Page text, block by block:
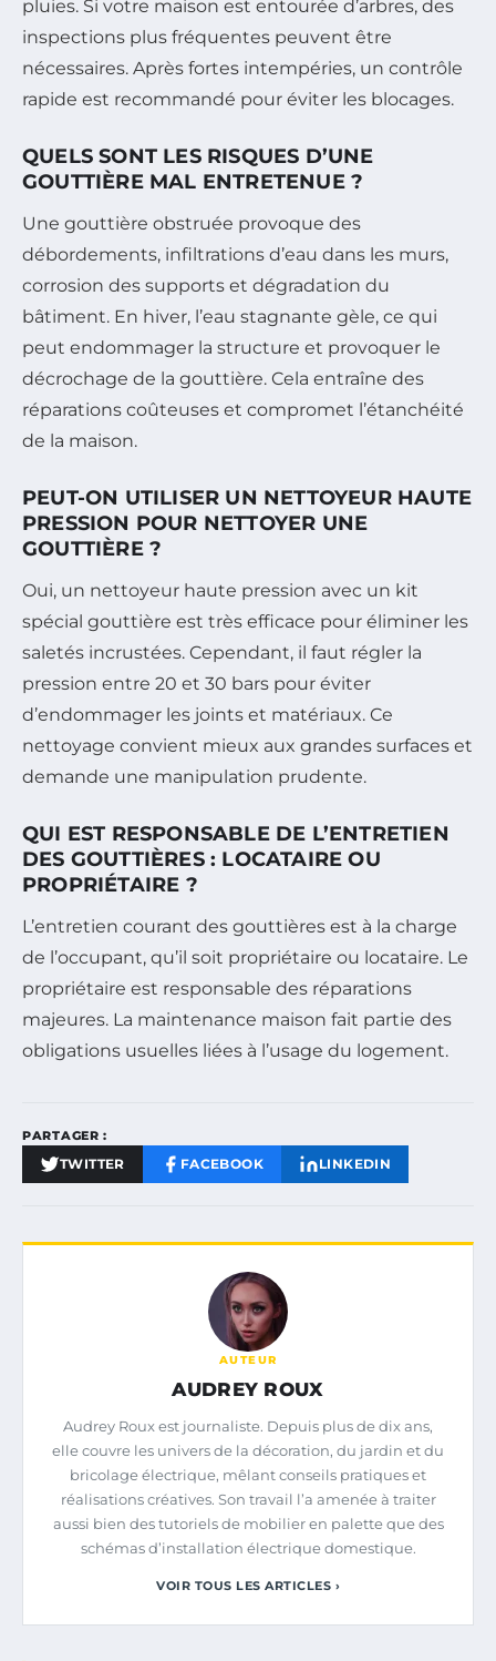
pluies. Si votre maison est entourée d’arbres, des
inspections plus fréquentes peuvent être
nécessaires. Après fortes intempéries, un contrôle
rapide est recommandé pour éviter les blocages.
QUELS SONT LES RISQUES D’UNE
GOUTTIÈRE MAL ENTRETENUE ?
Une gouttière obstruée provoque des
débordements, infiltrations d’eau dans les murs,
corrosion des supports et dégradation du
bâtiment. En hiver, l’eau stagnante gèle, ce qui
peut endommager la structure et provoquer le
décrochage de la gouttière. Cela entraîne des
réparations coûteuses et compromet l’étanchéité
de la maison.
PEUT-ON UTILISER UN NETTOYEUR HAUTE
PRESSION POUR NETTOYER UNE
GOUTTIÈRE ?
Oui, un nettoyeur haute pression avec un kit
spécial gouttière est très efficace pour éliminer les
saletés incrustées. Cependant, il faut régler la
pression entre 20 et 30 bars pour éviter
d’endommager les joints et matériaux. Ce
nettoyage convient mieux aux grandes surfaces et
demande une manipulation prudente.
QUI EST RESPONSABLE DE L’ENTRETIEN
DES GOUTTIÈRES : LOCATAIRE OU
PROPRIÉTAIRE ?
L’entretien courant des gouttières est à la charge
de l’occupant, qu’il soit propriétaire ou locataire. Le
propriétaire est responsable des réparations
majeures. La maintenance maison fait partie des
obligations usuelles liées à l’usage du logement.
PARTAGER :
TWITTER FACEBOOK LINKEDIN
AUTEUR
AUDREY ROUX
Audrey Roux est journaliste. Depuis plus de dix ans,
elle couvre les univers de la décoration, du jardin et du
bricolage électrique, mêlant conseils pratiques et
réalisations créatives. Son travail l’a amenée à traiter
aussi bien des tutoriels de mobilier en palette que des
schémas d’installation électrique domestique.
VOIR TOUS LES ARTICLES ›